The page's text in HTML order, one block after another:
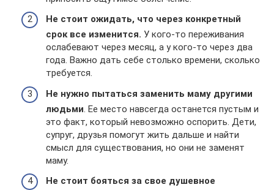
Не стоит ожидать, что через конкретный
срок все изменится. У кого-то переживания
ослабевают через месяц, а у кого-то через два
года. Важно дать себе столько времени, сколько
требуется.
Не нужно пытаться заменить маму другими
людьми . Ее место навсегда останется пустым и
это факт, который невозможно оспорить. Дети,
супруг, друзья помогут жить дальше и найти
смысл для существования, но они не заменят
маму.
Не стоит бояться за свое душевное